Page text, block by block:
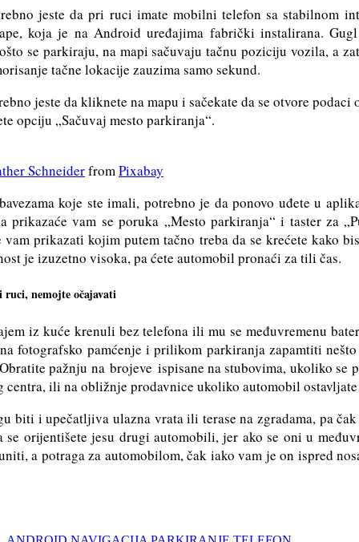
jeste da pri ruci imate mobilni telefon sa stabilnom
koja je na Android uređajima fabrički instalirana.
se parkiraju, na mapi sačuvaju tačnu poziciju vozila, a
tačne lokacije zauzima samo sekund.
jeste da kliknete na mapu i sačekate da se otvore
opciju „Sačuvaj mesto parkiranja“.
SchneiderfromPixabay
koje ste imali, potrebno je da ponovo uđete u
prikazaće vam se poruka „Mesto parkiranja“ i taster za
vam prikazati kojim putem tačno treba da se krećete kako
je izuzetno visoka, pa ćete automobil pronaći za tili čas.
ruci, nemojte očajavati
iz kuće krenuli bez telefona ili mu se međuvremenu
fotografsko pamćenje i prilikom parkiranja zapamtiti
pažnju na brojeve ispisane na stubovima, ukoliko se
centra, ili na obližnje prodavnice ukoliko automobil
biti i upečatljiva ulazna vrata ili terase na zgradama, pa
se orijentišete jesu drugi automobili, jer ako se oni u
a potraga za automobilom, čak iako vam je on ispred